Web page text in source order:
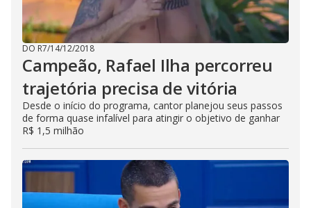
DO R7/14/12/2018
Campeão, Rafael Ilha percorreu
trajetória precisa de vitória
Desde o início do programa, cantor planejou seus passos
de forma quase infalível para atingir o objetivo de ganhar
R$ 1,5 milhão